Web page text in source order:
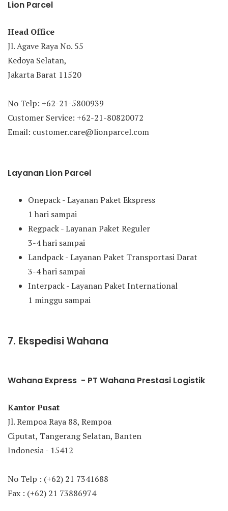
Lion Parcel
Head Office
Jl. Agave Raya No. 55
Kedoya Selatan,
Jakarta Barat 11520
No Telp: +62-21-5800939
Customer Service: +62-21-80820072
Email: customer.care@lionparcel.com
Layanan Lion Parcel
Onepack - Layanan Paket Ekspress
1 hari sampai
Regpack - Layanan Paket Reguler
3-4 hari sampai
Landpack - Layanan Paket Transportasi Darat
3-4 hari sampai
Interpack - Layanan Paket International
1 minggu sampai
7. Ekspedisi Wahana
Wahana Express - PT Wahana Prestasi Logistik
Kantor Pusat
Jl. Rempoa Raya 88, Rempoa
Ciputat, Tangerang Selatan, Banten
Indonesia - 15412
No Telp : (+62) 21 7341688
Fax : (+62) 21 73886974